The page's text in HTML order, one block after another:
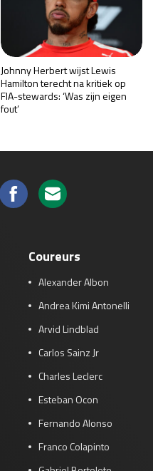
Johnny Herbert wijst Lewis
Hamilton terecht na kritiek op
FIA-stewards: ‘Was zijn eigen
fout’
Coureurs
Alexander Albon
Andrea Kimi Antonelli
Arvid Lindblad
Carlos Sainz Jr
Charles Leclerc
Esteban Ocon
Fernando Alonso
Franco Colapinto